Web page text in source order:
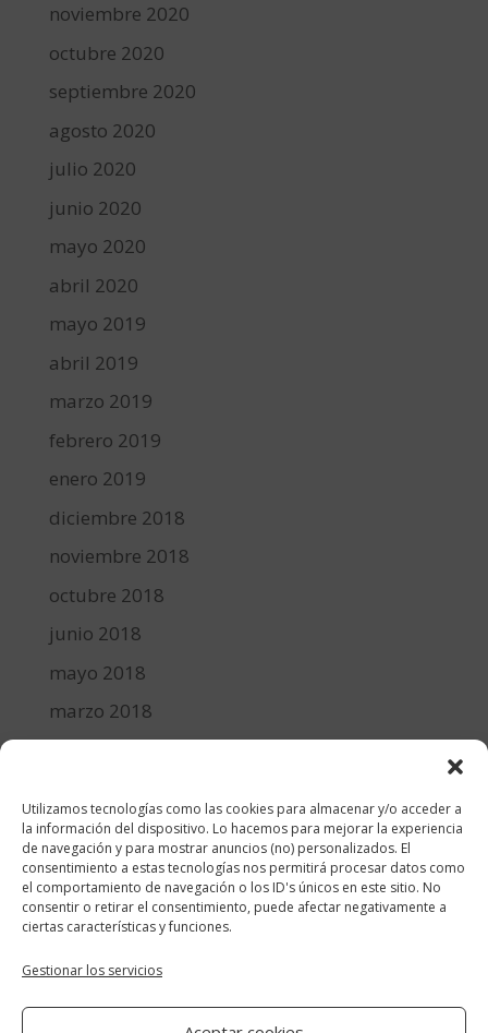
Utilizamos tecnologías como las cookies para almacenar y/o acceder a
la información del dispositivo. Lo hacemos para mejorar la experiencia
de navegación y para mostrar anuncios (no) personalizados. El
consentimiento a estas tecnologías nos permitirá procesar datos como
el comportamiento de navegación o los ID's únicos en este sitio. No
consentir o retirar el consentimiento, puede afectar negativamente a
ciertas características y funciones.
Gestionar los servicios
noviembre 2020
octubre 2020
septiembre 2020
agosto 2020
julio 2020
junio 2020
mayo 2020
abril 2020
mayo 2019
abril 2019
marzo 2019
febrero 2019
enero 2019
diciembre 2018
noviembre 2018
octubre 2018
junio 2018
mayo 2018
marzo 2018
diciembre 2017
Categorías
cocina y recetas
general
lifestyle